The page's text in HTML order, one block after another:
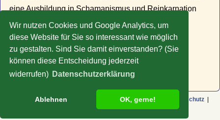
Wir nutzen Cookies und Google Analytics, um
diese Website für Sie so interessant wie möglich
zu gestalten. Sind Sie damit einverstanden? (Sie
können diese Entscheidung jederzeit
widerrufen) Datenschutzerklärung
Ablehnen OK, gerne!
eine Ausbildung in Schamanismus und Reinkarnation
durchlaufen, seit 2021 bin ich Meisterpraktiker der
Energiemedizin der Four Winds Society. Nähere
Informationen gibt es auf meiner Website
Schamane.Bayern.
© Copyright 2009-2026 Rolf Liefeld | Impressum|AGB Datenschutz |
bei Facebook|Schamane.Bayern